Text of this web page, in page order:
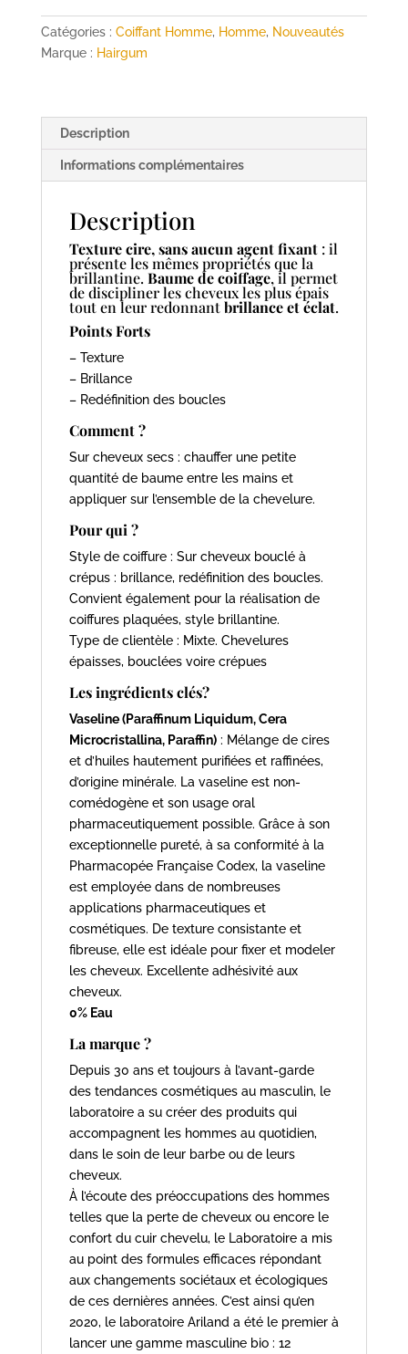
-
100g
Catégories : Coiffant Homme, Homme, Nouveautés
Marque : Hairgum
Description
Informations complémentaires
Description
Texture cire, sans aucun agent fixant: il
présente les mêmes propriétés que la
brillantine.Baume de coiffage, il permet
de discipliner les cheveux les plus épais
tout en leur redonnantbrillance et éclat.
Points Forts
– Texture
– Brillance
– Redéfinition des boucles
Comment ?
Sur cheveux secs : chauffer une petite
quantité de baume entre les mains et
appliquer sur l’ensemble de la chevelure.
Pour qui ?
Style de coiffure : Sur cheveux bouclé à
crépus : brillance, redéfinition des boucles.
Convient également pour la réalisation de
coiffures plaquées, style brillantine.
Type de clientèle : Mixte. Chevelures
épaisses, bouclées voire crépues
Les ingrédients clés?
Vaseline (Paraffinum Liquidum, Cera
Microcristallina, Paraffin): Mélange de cires
et d’huiles hautement purifiées et raffinées,
d’origine minérale. La vaseline est non-
comédogène et son usage oral
pharmaceutiquement possible. Grâce à son
exceptionnelle pureté, à sa conformité à la
Pharmacopée Française Codex, la vaseline
est employée dans de nombreuses
applications pharmaceutiques et
cosmétiques. De texture consistante et
fibreuse, elle est idéale pour fixer et modeler
les cheveux. Excellente adhésivité aux
cheveux.
0% Eau
La marque ?
Depuis 30 ans et toujours à l’avant-garde
des tendances cosmétiques au masculin, le
laboratoire a su créer des produits qui
accompagnent les hommes au quotidien,
dans le soin de leur barbe ou de leurs
cheveux.
À l’écoute des préoccupations des hommes
telles que la perte de cheveux ou encore le
confort du cuir chevelu, le Laboratoire a mis
au point des formules efficaces répondant
aux changements sociétaux et écologiques
de ces dernières années. C’est ainsi qu’en
2020, le laboratoire Ariland a été le premier à
lancer une gamme masculine bio : 12